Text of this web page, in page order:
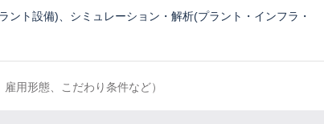
ント設備)、シミュレーション・解析(プラント・インフラ・
雇用形態、こだわり条件など）